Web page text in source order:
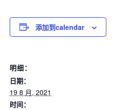
添加到calendar
明细：
日期：
19 8 月, 2021
时间：